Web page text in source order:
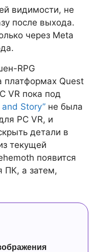
видимости, не
после выхода.
через Meta
RPG
платформах Quest
VR пока под
Story” не была
PC VR, и
детали в
текущей
появится
ПК, а затем,